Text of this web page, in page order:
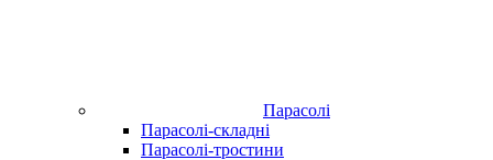
Парасолі
Парасолі-складні
Парасолі-тростини